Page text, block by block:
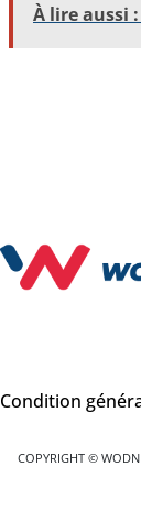
À lire aussi :
Condition
COPYRIGHT ©